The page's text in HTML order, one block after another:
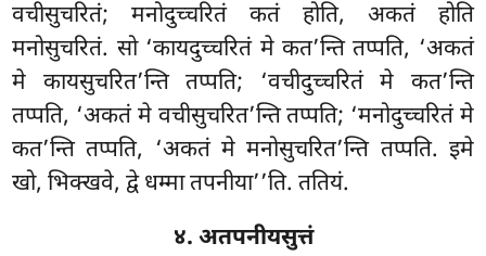
वचीसुचरितं; मनोदुच्चरितं कतं होति, अकतं होति
मनोसुचरितं. सो ‘कायदुच्चरितं मे कत’न्ति तप्पति, ‘अकतं
मे कायसुचरित’न्ति तप्पति; ‘वचीदुच्चरितं मे कत’न्ति
तप्पति, ‘अकतं मे वचीसुचरित’न्ति तप्पति; ‘मनोदुच्चरितं मे
कत’न्ति तप्पति, ‘अकतं मे मनोसुचरित’न्ति तप्पति. इमे
खो, भिक्खवे, द्वे धम्मा तपनीया’’ति. ततियं.
४. अतपनीयसुत्तं